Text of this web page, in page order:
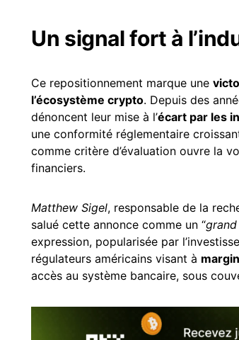
Un signal fort à
Ce repositionnement marque une
l’écosystème crypto. Depuis des
dénoncent leur mise à l’écart par les
une conformité réglementaire
comme critère d’évaluation ouvre la
financiers.
Matthew Sigel, responsable de la
salué cette annonce comme un “
expression, popularisée par
régulateurs américains visant à
accès au système bancaire, sous